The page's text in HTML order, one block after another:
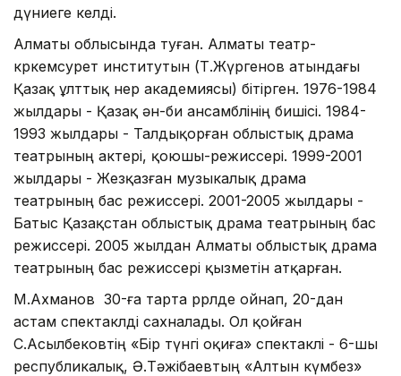
дүниеге келді.
Алматы облысында туған. Алматы театр-
көркемсурет институтын (Т.Жүргенов атындағы
Қазақ ұлттық өнер академиясы) бітірген. 1976-1984
жылдары - Қазақ ән-би ансамблінің бишісі. 1984-
1993 жылдары - Талдықорған облыстық драма
театрының актері, қоюшы-режиссері. 1999-2001
жылдары - Жезқазған музыкалық драма
театрының бас режиссері. 2001-2005 жылдары -
Батыс Қазақстан облыстық драма театрының бас
режиссері. 2005 жылдан Алматы облыстық драма
театрының бас режиссері қызметін атқарған.
М.Ахманов 30-ға тарта ррөлде ойнап, 20-дан
астам спектаклді сахналады. Ол қойған
С.Асылбековтің «Бір түнгі оқиға» спектаклі - 6-шы
республикалық, Ә.Тәжібаевтың «Алтын күмбез»